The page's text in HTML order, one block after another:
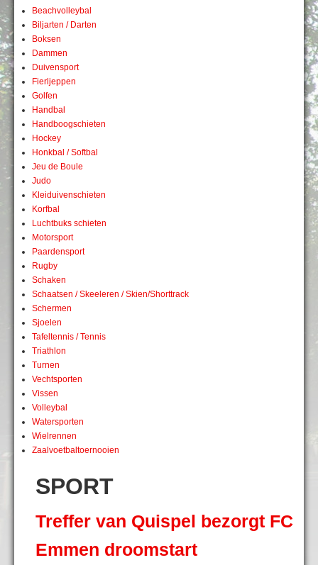
Beachvolleybal
Biljarten / Darten
Boksen
Dammen
Duivensport
Fierljeppen
Golfen
Handbal
Handboogschieten
Hockey
Honkbal / Softbal
Jeu de Boule
Judo
Kleiduivenschieten
Korfbal
Luchtbuks schieten
Motorsport
Paardensport
Rugby
Schaken
Schaatsen / Skeeleren / Skien/Shorttrack
Schermen
Sjoelen
Tafeltennis / Tennis
Triathlon
Turnen
Vechtsporten
Vissen
Volleybal
Watersporten
Wielrennen
Zaalvoetbaltoernooien
SPORT
Treffer van Quispel bezorgt FC
Emmen droomstart